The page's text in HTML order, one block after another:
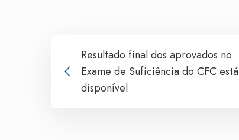
Resultado final dos aprovados no
Exame de Suficiência do CFC está
disponível